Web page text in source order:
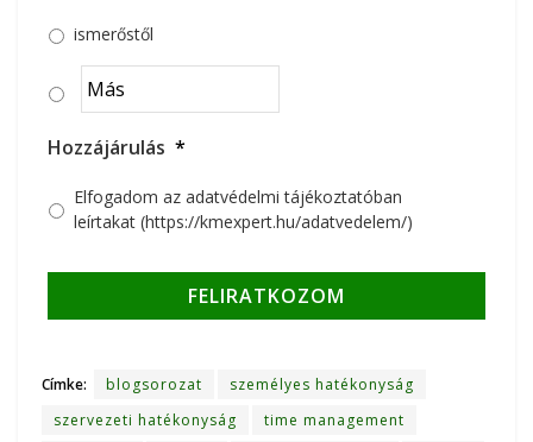
ismerőstől
Hozzájárulás *
Elfogadom az adatvédelmi tájékoztatóban
leírtakat (https://kmexpert.hu/adatvedelem/)
Címke: blogsorozat
személyes hatékonyság
szervezeti hatékonyság
time management